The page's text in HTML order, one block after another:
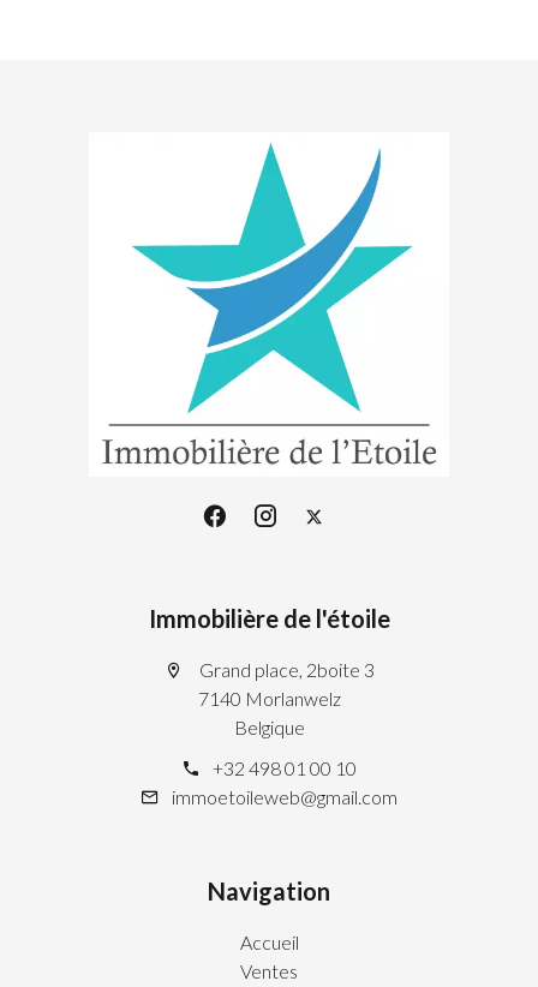
Immobilière de l'étoile
Grand place, 2boite 3
7140 Morlanwelz
Belgique
+32 498 01 00 10
immoetoileweb@gmail.com
Navigation
Accueil
Ventes